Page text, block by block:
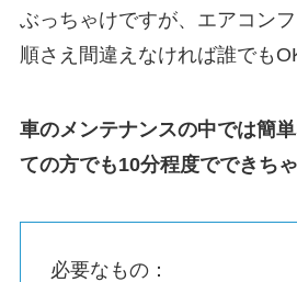
ぶっちゃけですが、エアコン
順さえ間違えなければ誰でも
車のメンテナンスの中では簡
ての方でも10分程度でできちゃ
必要なもの：